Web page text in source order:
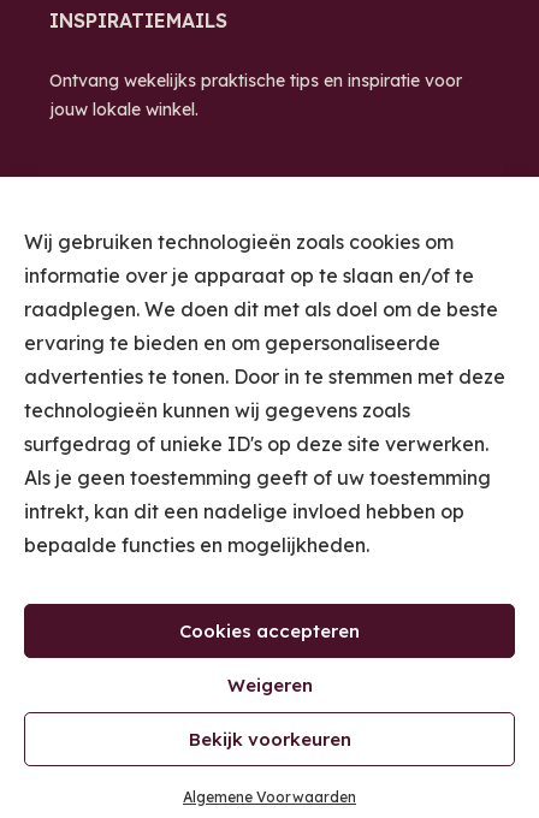
Wij gebruiken technologieën zoals cookies om
informatie over je apparaat op te slaan en/of te
raadplegen. We doen dit met als doel om de beste
ervaring te bieden en om gepersonaliseerde
advertenties te tonen. Door in te stemmen met deze
technologieën kunnen wij gegevens zoals
surfgedrag of unieke ID's op deze site verwerken.
Als je geen toestemming geeft of uw toestemming
intrekt, kan dit een nadelige invloed hebben op
bepaalde functies en mogelijkheden.
Cookies accepteren
Weigeren
Bekijk voorkeuren
Algemene Voorwaarden
INSPIRATIEMAILS
Ontvang wekelijks praktische tips en inspiratie voor
jouw lokale winkel.
STUUR ME DE
INSPIRATIEMAILS
of 2 e-mails met tips voor jouw winkel van Kooplust. (Je kan je met 1
schrijven ga je akkoord met ons Privacybeleid.
GRATIS TICKET
MASTERCLASS
'ONTDEK WAAR JE WINKEL GELD LAAT
LIGGEN'.
KLIK VOOR JE TICKET